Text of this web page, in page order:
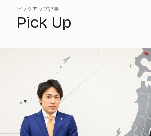
ピックアップ記事
Pick Up
PR